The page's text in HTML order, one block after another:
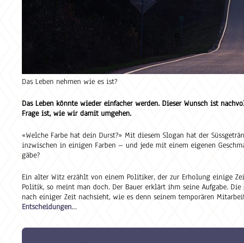
Das Leben nehmen wie es ist?
Das Leben könnte wieder einfacher werden. Dieser Wunsch ist
Frage ist, wie wir damit umgehen.
«Welche Farbe hat dein Durst?» Mit diesem Slogan hat der
inzwischen in einigen Farben – und jede mit einem eigenen
gäbe?
Ein alter Witz erzählt von einem Politiker, der zur Erholung einige
Politik, so meint man doch. Der Bauer erklärt ihm seine Aufgabe.
nach einiger Zeit nachsieht, wie es denn seinem temporären
Entscheidungen…